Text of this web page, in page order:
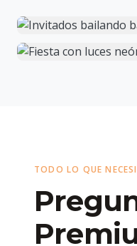
TODO LO QUE